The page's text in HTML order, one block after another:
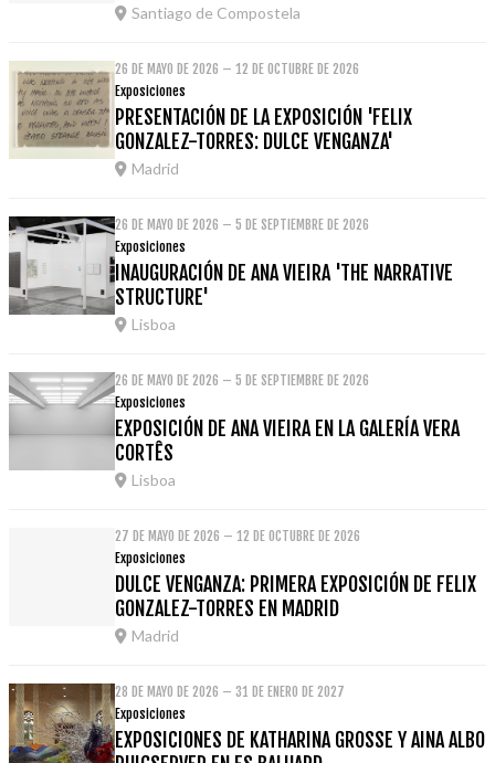
Santiago de Compostela
26 DE MAYO DE 2026 – 12 DE OCTUBRE DE 2026
Exposiciones
PRESENTACIÓN DE LA EXPOSICIÓN 'FELIX
GONZALEZ-TORRES: DULCE VENGANZA'
Madrid
26 DE MAYO DE 2026 – 5 DE SEPTIEMBRE DE 2026
Exposiciones
INAUGURACIÓN DE ANA VIEIRA 'THE NARRATIVE
STRUCTURE'
Lisboa
26 DE MAYO DE 2026 – 5 DE SEPTIEMBRE DE 2026
Exposiciones
EXPOSICIÓN DE ANA VIEIRA EN LA GALERÍA VERA
CORTÊS
Lisboa
27 DE MAYO DE 2026 – 12 DE OCTUBRE DE 2026
Exposiciones
DULCE VENGANZA: PRIMERA EXPOSICIÓN DE FELIX
GONZALEZ-TORRES EN MADRID
Madrid
28 DE MAYO DE 2026 – 31 DE ENERO DE 2027
Exposiciones
EXPOSICIONES DE KATHARINA GROSSE Y AINA ALBO